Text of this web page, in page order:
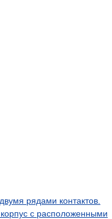
рядами контактов.
с расположенными